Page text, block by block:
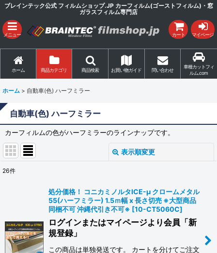
ブレインテック公式 フィルムショップ.JP カーフィルム(ゴーストフィルム)・窓
ガラスフィルム専門店
メニュー カート マイページ
ホーム 商品カテゴリ 商品検索 お買い物ガイド 問い合わせ
車種カットフィ
ルム.com
ホーム > 自動車(色) ハーフミラー
自動車(色) ハーフミラー
カーフィルムの色がハーフミラーのラインナップです。
表示順変更
26件
処分価格！ コニカミノルタICE-μ クロームメタル
55(ハーフミラー) 1.5ｍ幅 x 長さ切売 ※大型商品
同梱不可 沖縄代引き不可※ [10-CT5060C]
ログインまたはマイページより会員「新
規登録」
この商品は単独発送です。 カートを分けてご注文